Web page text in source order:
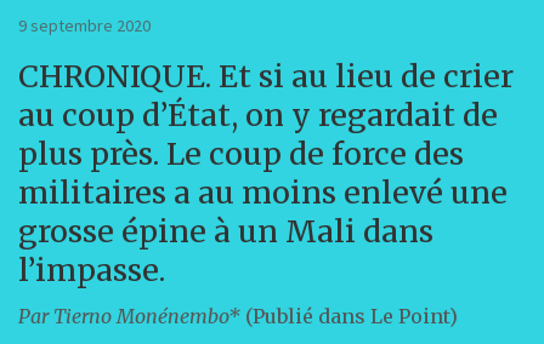
9 septembre 2020
CHRONIQUE. Et si au lieu de crier
au coup d’État, on y regardait de
plus près. Le coup de force des
militaires a au moins enlevé une
grosse épine à un Mali dans
l’impasse.
Par Tierno Monénembo* (Publié dans Le Point)